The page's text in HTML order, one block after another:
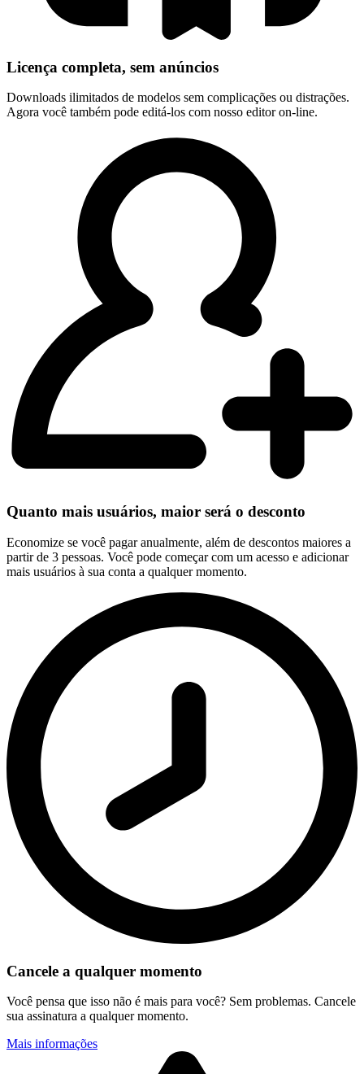
Licença completa, sem anúncios
Downloads ilimitados de modelos sem complicações ou distrações.
Agora você também pode editá-los com nosso editor on-line.
Quanto mais usuários, maior será o desconto
Economize se você pagar anualmente, além de descontos maiores a
partir de 3 pessoas. Você pode começar com um acesso e adicionar
mais usuários à sua conta a qualquer momento.
Cancele a qualquer momento
Você pensa que isso não é mais para você? Sem problemas. Cancele
sua assinatura a qualquer momento.
Mais informações